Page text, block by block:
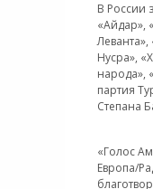
В России
«Айдар»,
Нусра»,
народа»,
партия
Степана
«Голос
Европа/